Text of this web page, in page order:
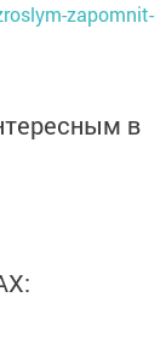
zapomnit-
в